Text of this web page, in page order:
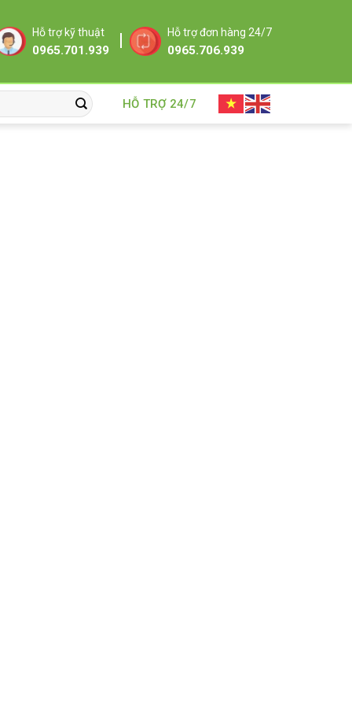
Hỗ trợ kỹ thuật
0965.701.939
Hỗ trợ đơn hàng 24/7
0965.706.939
HỖ TRỢ 24/7